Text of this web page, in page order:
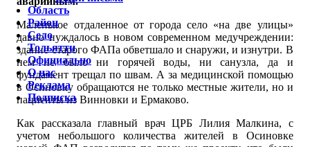
Маленькое отдаленное от города село «на две улицы»
давно нуждалось в новом современном медучреждении:
здание старого ФАПа обветшало и снаружи, и изнутри. В
нем не было ни горячей воды, ни санузла, да и
фундамент трещал по швам. А за медицинской помощью
в Осиновку обращаются не только местные жители, но и
пациенты из Винновки и Ермаково.
Как рассказала главный врач ЦРБ Лилия Малкина, с
учетом небольшого количества жителей в Осиновке
Область
Район
Село
Тольятти
Официально
О нас
Реклама
Подписка